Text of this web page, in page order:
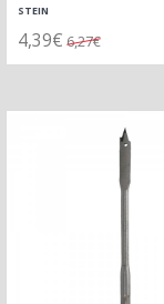
STEIN
4,39€ 6,27€